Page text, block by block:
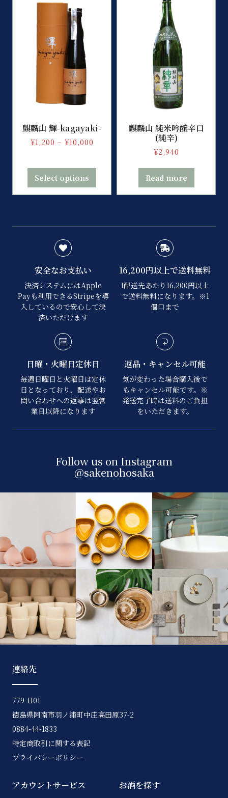
麒麟山 輝-kagayaki-
¥1,200 – ¥10,000
Select options
麒麟山 純米吟醸辛口
(純辛)
¥2,940
Read more
安全なお支払い
決済システムにはApple
Payも利用できるStripeを導
入しているので安心して決
済いただけます
16,200円以上で送料無料
1配送先あたり16,200円以上
で送料無料になります。※1
個口まで
日曜・火曜日定休日
毎週日曜日と火曜日は定休
日となっており、配送やお
問い合わせへの返事は翌営
業日以降になります
返品・キャンセル可能
気が変わった場合購入後で
もキャンセル可能です。※
発送完了時は送料のご負担
をいただきます。
Follow us on Instagram
@sakenohosaka
連絡先
779-1101
徳島県阿南市羽ノ浦町中庄高田原37-2
0884-44-1833
特定商取引に関する表記
プライバシーポリシー
アカウントサービス お酒を探す